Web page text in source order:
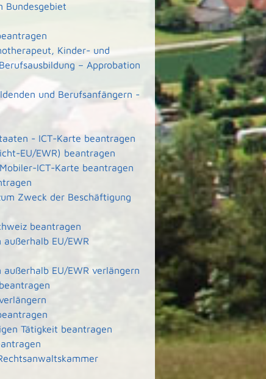
Bundesgebiet
Kinder- und
– Approbation
und Berufsanfängern -
- ICT-Karte beantragen
EU/EWR) beantragen
ICT-Karte beantragen
Zweck der Beschäftigung
beantragen
EU/EWR
EU/EWR verlängern
Tätigkeit beantragen